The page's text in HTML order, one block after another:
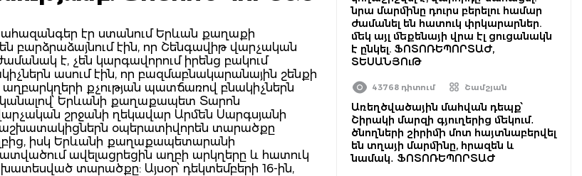
ահազանգեր էր ստանում Երևան քաղաքի
բարձրաձայնում էին, որ Շենգավիթ վարչական
է, չեն կարգավորում իրենց բակում
ասում էին, որ բազմաբնակարանային շենքի
աղբարկղերի քչության պատճառով բնակիչներն
Երևանի քաղաքապետ Տարոն
շրջանի ղեկավար Արմեն Սարգսյանի
աշխատակիցներն օպերատիվորեն տարածքը
իսկ Երևանի քաղաքապետարանի
ավելացրեցին աղբի արկղերը և հատուկ
տարածքը: Այսօր՝ դեկտեմբերի 16-ին,
նրա մարմինը դուրս բերելու համար
ժամանել են հատուկ փրկարարներ.
մեկ այլ մեքենայի վրա էլ ցուցանակն
է ընկել. ՖՈՏՈՌԵՊՈՐՏԱԺ,
ՏԵՍԱՆՅՈւԹ
43768 դիտում Շամշյան
Առեղծվածային մահվան դեպք՝
Շիրակի մարզի գյուղերից մեկում․
ծնողների շիրիմի մոտ հայտնաբերվել
են տղայի մարմինը, հրազեն և
նամակ․ ՖՈՏՈՌԵՊՈՐՏԱԺ